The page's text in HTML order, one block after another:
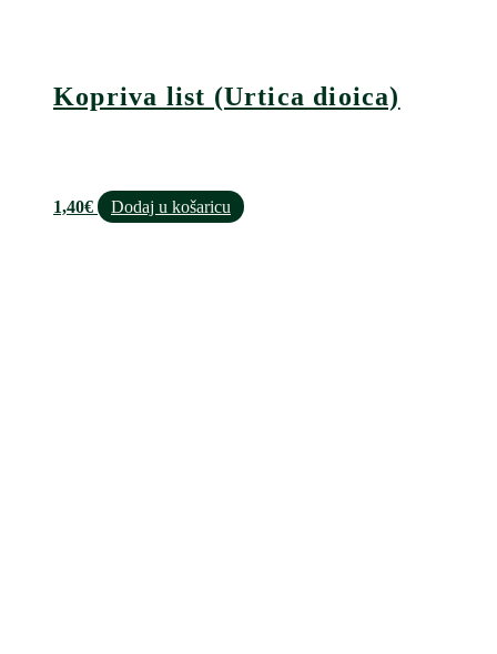
Kopriva list (Urtica dioica)
1,40€ Dodaj u košaricu